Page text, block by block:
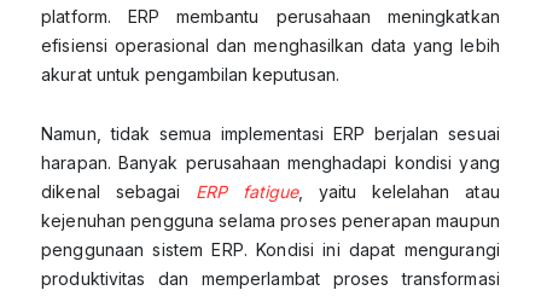
platform. ERP membantu perusahaan meningkatkan
efisiensi operasional dan menghasilkan data yang lebih
akurat untuk pengambilan keputusan.
Namun, tidak semua implementasi ERP berjalan sesuai
harapan. Banyak perusahaan menghadapi kondisi yang
dikenal sebagai
ERP fatigue, yaitu kelelahan atau
kejenuhan pengguna selama proses penerapan maupun
penggunaan sistem ERP. Kondisi ini dapat mengurangi
produktivitas dan memperlambat proses transformasi